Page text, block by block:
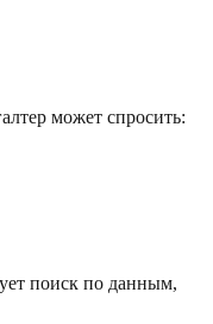
может спросить:
поиск по данным,